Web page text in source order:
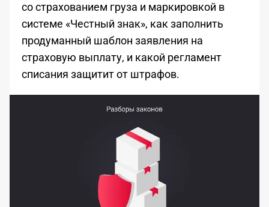
со страхованием груза и маркировкой в
системе «Честный знак», как заполнить
продуманный шаблон заявления на
страховую выплату, и какой регламент
списания защитит от штрафов.